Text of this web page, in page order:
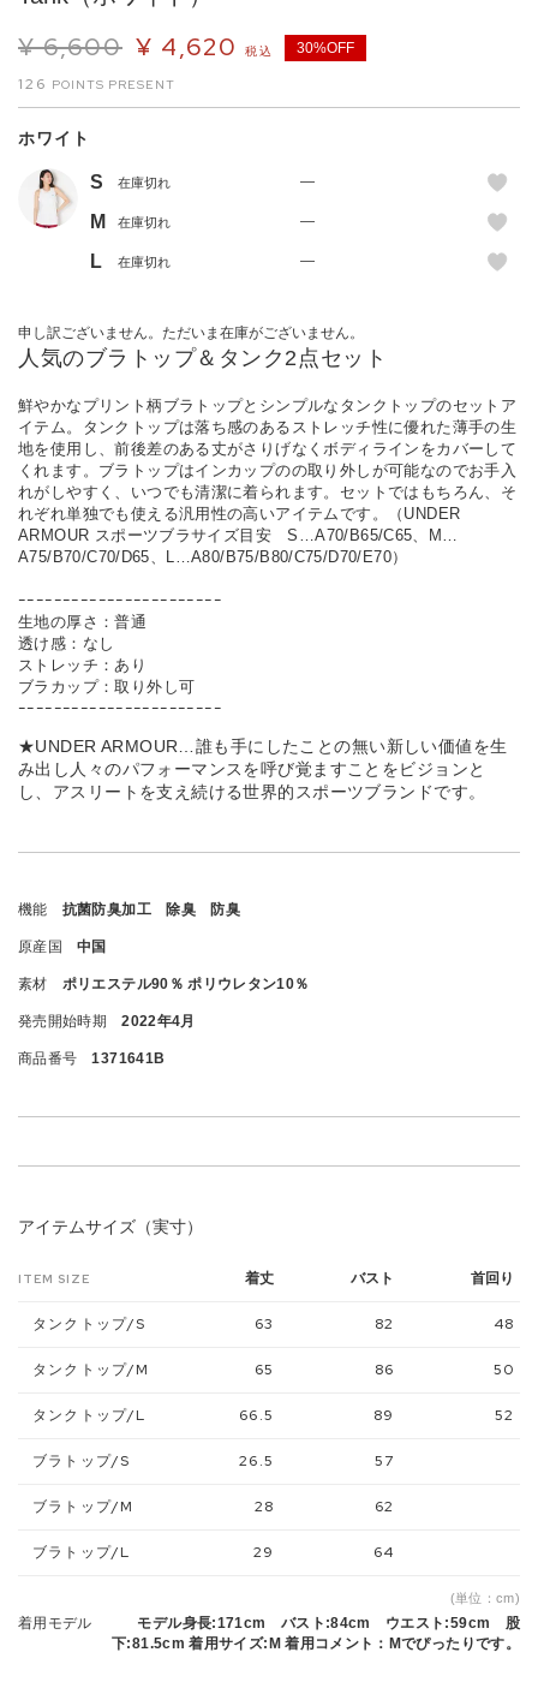
¥ 6,600 ¥ 4,620 税込 30%OFF
126
ホワイト
S 在庫切れ —
M 在庫切れ —
L 在庫切れ —
申し訳ございません。ただいま在庫がございません。
人気のブラトップ＆タンク2点セット
鮮やかなプリント柄ブラトップとシンプルなタンクトップのセットア
イテム。タンクトップは落ち感のあるストレッチ性に優れた薄手の生
地を使用し、前後差のある丈がさりげなくボディラインをカバーして
くれます。ブラトップはインカップのの取り外しが可能なのでお手入
れがしやすく、いつでも清潔に着られます。セットではもちろん、そ
れぞれ単独でも使える汎用性の高いアイテムです。（UNDER
ARMOUR スポーツブラサイズ目安 S…A70/B65/C65、M…
A75/B70/C70/D65、L…A80/B75/B80/C75/D70/E70）
ｰｰｰｰｰｰｰｰｰｰｰｰｰｰｰｰｰｰｰｰｰｰｰ
生地の厚さ：普通
透け感：なし
ストレッチ：あり
ブラカップ：取り外し可
ｰｰｰｰｰｰｰｰｰｰｰｰｰｰｰｰｰｰｰｰｰｰｰ
★UNDER ARMOUR…誰も手にしたことの無い新しい価値を生
み出し人々のパフォーマンスを呼び覚ますことをビジョンと
し、アスリートを支え続ける世界的スポーツブランドです。
機能 抗菌防臭加工 除臭 防臭
原産国 中国
素材 ポリエステル90％ ポリウレタン10％
発売開始時期 2022年4月
商品番号 1371641B
アイテムサイズ（実寸）
ITEM SIZE 着丈 バスト 首回り
タンクトップ/S 63 82 48
タンクトップ/M 65 86 50
タンクトップ/L 66.5 89 52
ブラトップ/S 26.5 57
ブラトップ/M 28 62
ブラトップ/L 29 64
(単位：cm)
着用モデル
モデル身長:171cm バスト:84cm ウエスト:59cm 股
下:81.5cm 着用サイズ:M 着用コメント：Mでぴったりです。